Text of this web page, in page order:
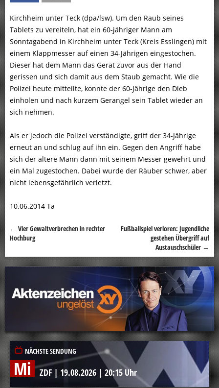
Kirchheim unter Teck (dpa/lsw). Um den Raub seines
Tablets zu vereiteln, hat ein 60-jähriger Mann am
Sonntagabend in Kirchheim unter Teck (Kreis Esslingen) mit
einem Klappmesser auf einen 34-Jährigen eingestochen.
Dieser hat dem Mann das Gerät zuvor aus der Hand
gerissen und sich damit aus dem Staub gemacht. Wie die
Polizei heute mitteilte, konnte der 60-Jährige den Dieb
einholen und nach kurzem Gerangel sein Tablet wieder an
sich nehmen.
Als er jedoch die Polizei verständigte, griff der 34-Jährige
erneut an und schlug auf ihn ein. Gegen den Angriff habe
sich der ältere Mann dann mit seinem Messer gewehrt und
ein Mal zugestochen. Dabei wurde der Räuber schwer, aber
nicht lebensgefährlich verletzt.
10.06.2014 Ta
Beitragsnavigation
← Vier Gewaltverbrechen in rechter
Hochburg
Fußballspiel verloren: Jugendliche
gestehen Übergriff auf
Austauschschüler →
NÄCHSTE SENDUNG
Mi ZDF | 19.08.2026 | 20:15 Uhr